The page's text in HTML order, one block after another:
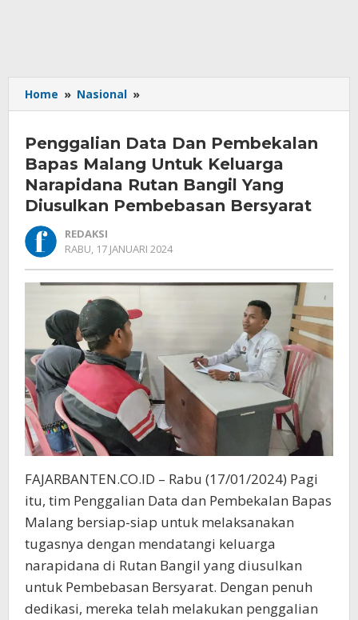
Home » Nasional »
Data
Pembekalan
Bapas
Malang
Untuk
Keluarga
Rutan
Pembebasan
Penggalian Data Dan Pembekalan
Bapas Malang Untuk Keluarga
Narapidana Rutan Bangil Yang
Diusulkan Pembebasan Bersyarat
REDAKSI
RABU, 17 JANUARI 2024
FAJARBANTEN.CO.ID – Rabu (17/01/2024) Pagi
itu, tim Penggalian Data dan Pembekalan Bapas
Malang bersiap-siap untuk melaksanakan
tugasnya dengan mendatangi keluarga
narapidana di Rutan Bangil yang diusulkan
untuk Pembebasan Bersyarat. Dengan penuh
dedikasi, mereka telah melakukan penggalian